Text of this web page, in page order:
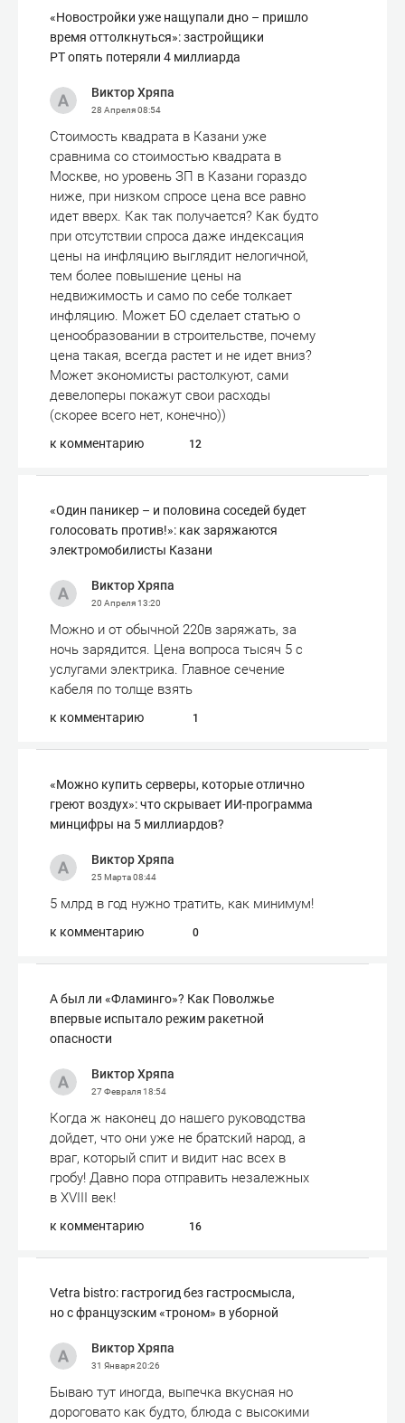
«Новостройки уже нащупали дно – пришло
время оттолкнуться»: застройщики
РТ опять потеряли 4 миллиарда
Виктор Хряпа
28 Апреля08:54
Стоимость квадрата в Казани уже
сравнима со стоимостью квадрата в
Москве, но уровень ЗП в Казани гораздо
ниже, при низком спросе цена все равно
идет вверх. Как так получается? Как будто
при отсутствии спроса даже индексация
цены на инфляцию выглядит нелогичной,
тем более повышение цены на
недвижимость и само по себе толкает
инфляцию. Может БО сделает статью о
ценообразовании в строительстве, почему
цена такая, всегда растет и не идет вниз?
Может экономисты растолкуют, сами
девелоперы покажут свои расходы
(скорее всего нет, конечно))
к комментарию 12
«Один паникер – и половина соседей будет
голосовать против!»: как заряжаются
электромобилисты Казани
Виктор Хряпа
20 Апреля13:20
Можно и от обычной 220в заряжать, за
ночь зарядится. Цена вопроса тысяч 5 с
услугами электрика. Главное сечение
кабеля по толще взять
к комментарию 1
«Можно купить серверы, которые отлично
греют воздух»: что скрывает ИИ-программа
минцифры на 5 миллиардов?
Виктор Хряпа
25 Марта08:44
5 млрд в год нужно тратить, как минимум!
к комментарию 0
А был ли «Фламинго»? Как Поволжье
впервые испытало режим ракетной
опасности
Виктор Хряпа
27 Февраля18:54
Когда ж наконец до нашего руководства
дойдет, что они уже не братский народ, а
враг, который спит и видит нас всех в
гробу! Давно пора отправить незалежных
в XVIII век!
к комментарию 16
Vetra bistro: гастрогид без гастросмысла,
но с французским «троном» в уборной
Виктор Хряпа
31 Января20:26
Бываю тут иногда, выпечка вкусная но
дороговато как будто, блюда с высокими